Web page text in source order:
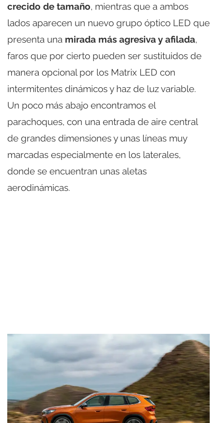
crecido de tamaño, mientras que a ambos
lados aparecen un nuevo grupo óptico LED que
presenta una mirada más agresiva y afilada,
faros que por cierto pueden ser sustituidos de
manera opcional por los Matrix LED con
intermitentes dinámicos y haz de luz variable.
Un poco más abajo encontramos el
parachoques, con una entrada de aire central
de grandes dimensiones y unas líneas muy
marcadas especialmente en los laterales,
donde se encuentran unas aletas
aerodinámicas.